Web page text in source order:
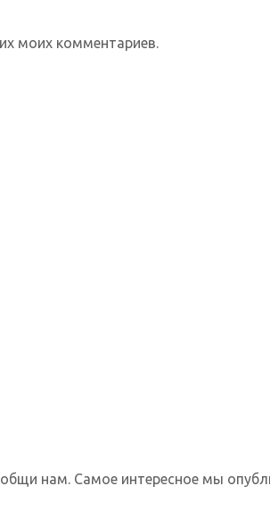
моих комментариев.
нам. Самое интересное мы